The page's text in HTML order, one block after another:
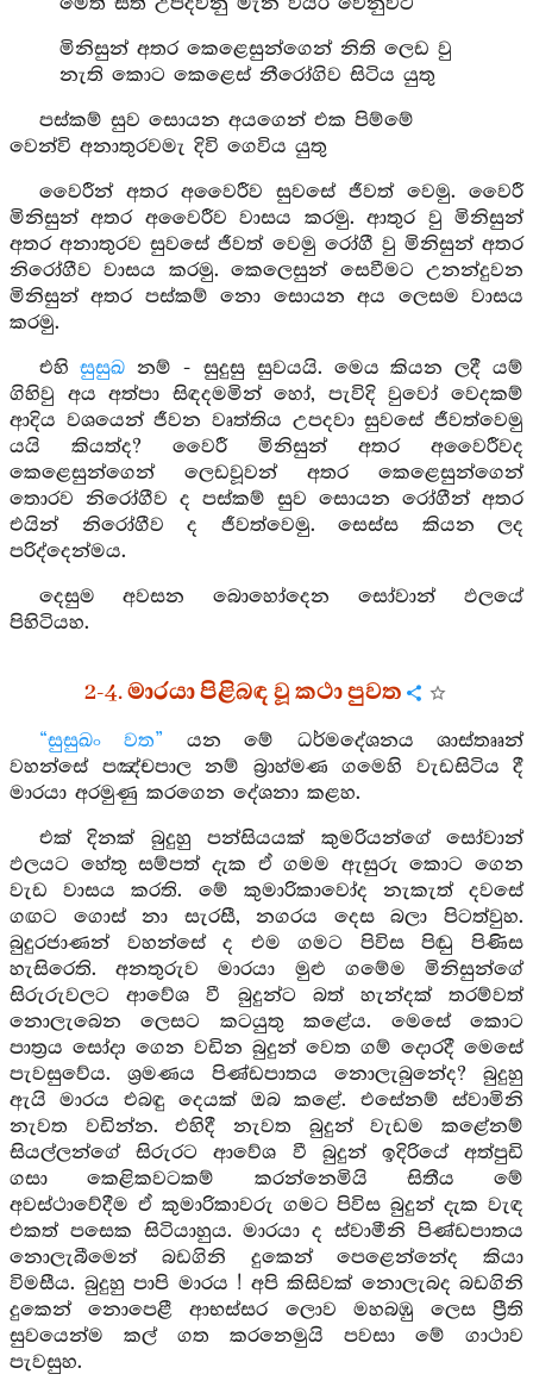
මිනිසුන් අතර කෙළෙසුන්ගෙන් නිති ලෙඩ වු
නැති කොට කෙළෙස් නීරෝගිව සිටිය යුතු
පස්කම් සුව සොයන අයගෙන් එක පිම්මේ
වෙන්වි අනාතුරවමැ දිවි ගෙවිය යුතු
වෛරීන් අතර අවෛරීව සුවසේ ජීවත් වෙමු. වෛරී
මිනිසුන් අතර අවෛරීව වාසය කරමු. ආතුර වු මිනිසුන්
අතර අනාතුරව සුවසේ ජීවත් වෙමු රෝගී වු මිනිසුන් අතර
නිරෝගීව වාසය කරමු. කෙලෙසුන් සෙවීමට උනන්දුවන
මිනිසුන් අතර පස්කම් නො සොයන අය ලෙසම වාසය
කරමු.
එහිසුසුඛ නම් - සුදුසු සුවයයි. මෙය කියන ලදී යම්
ගිහිවු අය අත්පා සිඳදමමින් හෝ, පැවිදි වුවෝ වෙදකම්
ආදිය වශයෙන් ජීවන වෘත්තිය උපදවා සුවසේ ජීවත්වෙමු
යයි කියත්ද? වෛරී මිනිසුන් අතර අවෛරීවද
කෙළෙසුන්ගෙන් ලෙඩවූවන් අතර කෙළෙසුන්ගෙන්
තොරව නිරෝගීව ද පස්කම් සුව සොයන රෝගීන් අතර
එයින් නිරෝගීව ද ජීවත්වෙමු. සෙස්ස කියන ලද
පරිද්දෙන්මය.
දෙසුම අවසන බොහෝදෙන සෝවාන් ඵලයේ
පිහිටියහ.
2-4. මාරයා පිළිබඳ වූ කථා පුවත
“සුසුඛං වත” යන මේ ධර්මදේශනය ශාස්තෲන්
වහන්සේ පඤ්චපාල නම් බ්‍රාහ්මණ ගමෙහි වැඩසිටිය දී
මාරයා අරමුණු කරගෙන දේශනා කළහ.
එක් දිනක් බුදුහු පන්සියයක් කුමරියන්ගේ සෝවාන්
ඵලයට හේතු සම්පත් දැක ඒ ගමම ඇසුරු කොට ගෙන
වැඩ වාසය කරති. මේ කුමාරිකාවෝද නැකැත් දවසේ
ගඟට ගොස් නා සැරසී, නගරය දෙස බලා පිටත්වුහ.
බුදුරජාණන් වහන්සේ ද එම ගමට පිවිස පිඬු පිණිස
හැසිරෙති. අනතුරුව මාරයා මුළු ගමේම මිනිසුන්ගේ
සිරුරුවලට ආවේශ වී බුදුන්ට බත් හැන්දක් තරම්වත්
නොලැබෙන ලෙසට කටයුතු කළේය. මෙසේ කොට
පාත්‍රය සෝදා ගෙන වඩින බුදුන් වෙත ගම් දොරදී මෙසේ
පැවසුවේය. ශ්‍රමණය පිණ්ඩපාතය නොලැබුනේද? බුදුහු
ඇයි මාරය එබඳු දෙයක් ඔබ කළේ. එසේනම් ස්වාමිනි
නැවත වඩින්න. එහිදී නැවත බුදුන් වැඩම කළේනම්
සියල්ලන්ගේ සිරුරට ආවේශ වී බුදුන් ඉදිරියේ අත්පුඩි
ගසා කෙළිකවටකම් කරන්නෙමියි සිතීය මේ
අවස්ථාවේදීම ඒ කුමාරිකාවරු ගමට පිවිස බුදුන් දැක වැඳ
එකත් පසෙක සිටියාහුය. මාරයා ද ස්වාමීනි පිණ්ඩපාතය
නොලැබීමෙන් බඩගිනි දුකෙන් පෙළෙන්නේද කියා
විමසීය. බුදුහු පාපි මාරය ! අපි කිසිවක් නොලැබද බඩගිනි
දුකෙන් නොපෙළී ආභස්සර ලොව මහබඹු ලෙස ප්‍රීති
සුවයෙන්ම කල් ගත කරනෙමුයි පවසා මේ ගාථාව
පැවසුහ.